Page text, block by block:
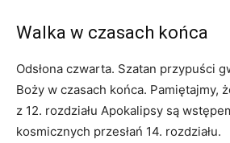
Walka w czasach końca
Odsłona czwarta. Szatan przypuści
Boży w czasach końca. Pamiętajmy,
z 12. rozdziału Apokalipsy są
kosmicznych przesłań 14. rozdziału.